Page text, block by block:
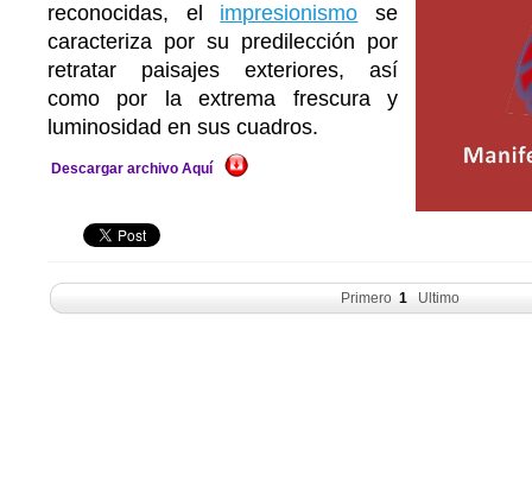
reconocidas, el impresionismo se
caracteriza por su predilección por
retratar paisajes exteriores, así
como por la extrema frescura y
luminosidad en sus cuadros.
Descargar archivo Aquí
Primero 1 Ultimo